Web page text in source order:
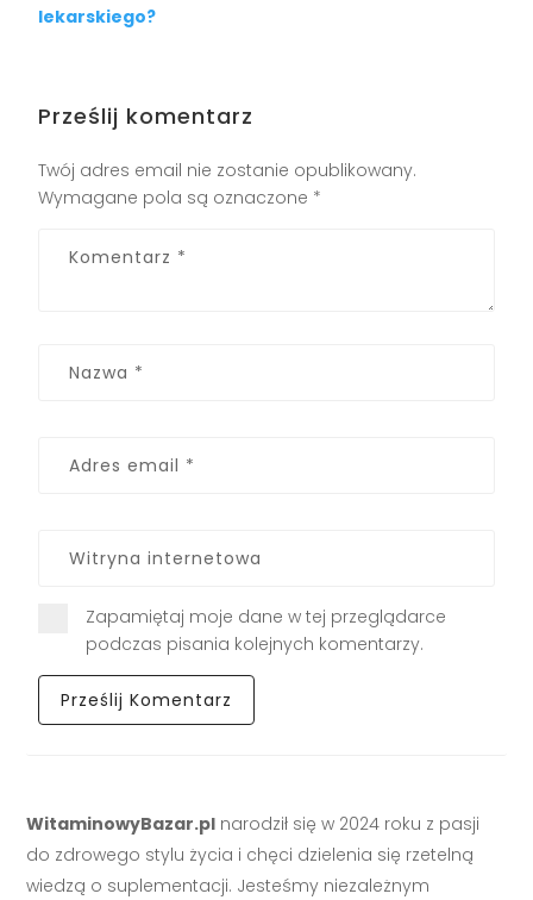
lekarskiego?
Prześlij komentarz
Twój adres email nie zostanie opublikowany.
Wymagane pola są oznaczone *
Zapamiętaj moje dane w tej przeglądarce
podczas pisania kolejnych komentarzy.
WitaminowyBazar.pl narodził się w 2024 roku z pasji
do zdrowego stylu życia i chęci dzielenia się rzetelną
wiedzą o suplementacji. Jesteśmy niezależnym